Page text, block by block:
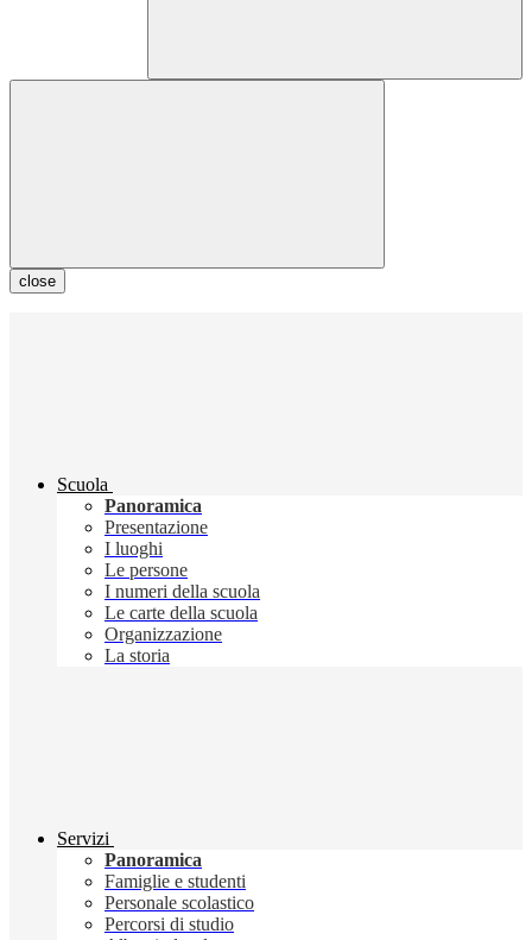
close
Scuola
Panoramica
Presentazione
I luoghi
Le persone
I numeri della scuola
Le carte della scuola
Organizzazione
La storia
Servizi
Panoramica
Famiglie e studenti
Personale scolastico
Percorsi di studio